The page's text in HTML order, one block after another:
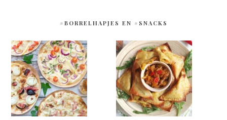
#BORRELHAPJES EN #SNACKS